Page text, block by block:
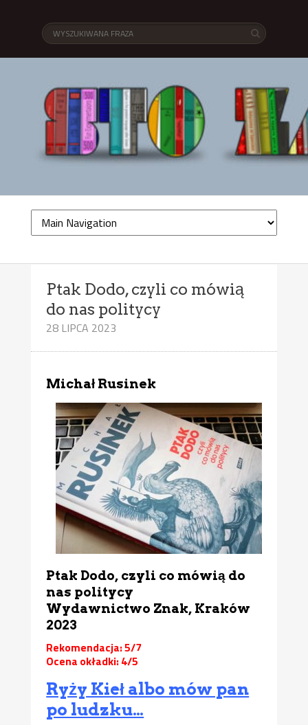
Ptak Dodo, czyli co mówią
do nas politycy
28 LIPCA 2023
Michał Rusinek
Ptak Dodo, czyli co mówią do
nas politycy
Wydawnictwo Znak, Kraków
2023
Rekomendacja: 5/7
Ocena okładki: 4/5
Ryży Kieł albo mów pan
po ludzku…